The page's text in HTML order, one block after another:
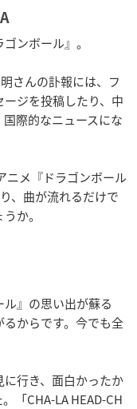
ンボール』。
さんの訃報には、フ
ジを投稿したり、中
際的なニュースにな
ニメ『ドラゴンボール
、曲が流れるだけで
か。
』の思い出が蘇る
からです。今でも全
に行き、面白かったか
「CHA-LA HEAD-CH